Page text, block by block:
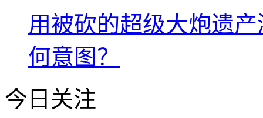
用被砍的超级大炮遗
何意图？
今日关注